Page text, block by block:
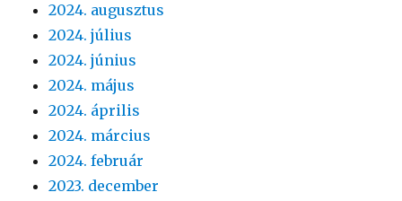
2024. augusztus
2024. július
2024. június
2024. május
2024. április
2024. március
2024. február
2023. december